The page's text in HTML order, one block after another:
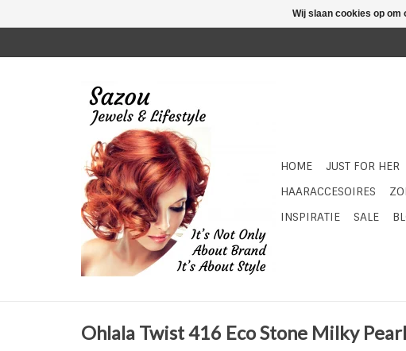
HOME JUST FOR HER
HAARACCESOIRES
INSPIRATIE
SALE
Ohlala Twist 416 Eco Stone Milky Pearl
Wij slaan cookies op om